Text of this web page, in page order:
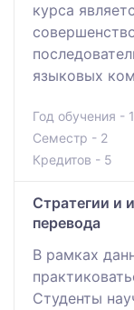
курса
языковых
Год обучения - 1
Семестр - 2
Кредитов - 5
Стратегии и
перевода
В рамках
Студенты